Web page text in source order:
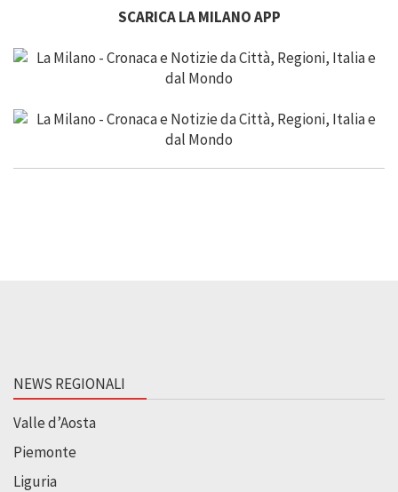
SCARICA LA MILANO APP
NEWS REGIONALI
Valle d’Aosta
Piemonte
Liguria